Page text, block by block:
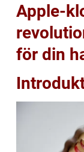
Apple-
för din